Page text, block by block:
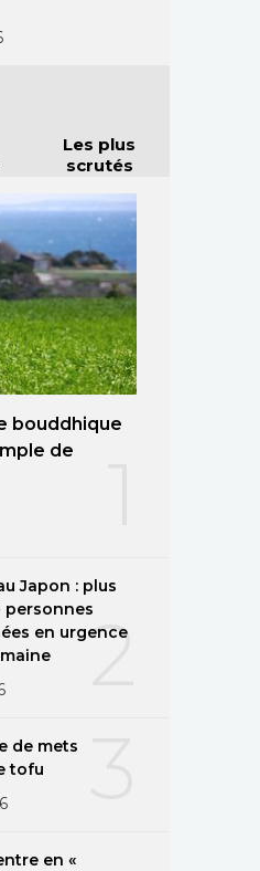
Les plus
scrutés
bouddhique
de
2
Japon : plus
personnes
en urgence
de mets
tofu
en «